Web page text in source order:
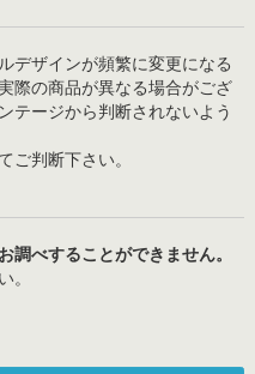
デザインが頻繁に変更になる
際の商品が異なる場合がござ
テージから判断されないよう
ご判断下さい。
調べすることができません。
。